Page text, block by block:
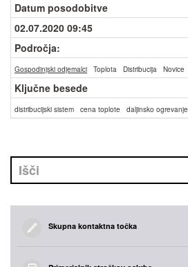
Datum posodobitve
02.07.2020 09:45
Področja:
Gospodinjski odjemalci Toplota Distribucija Novice
Ključne besede
distribucijski sistem cena toplote daljinsko ogrevanje
Skupna kontaktna točka